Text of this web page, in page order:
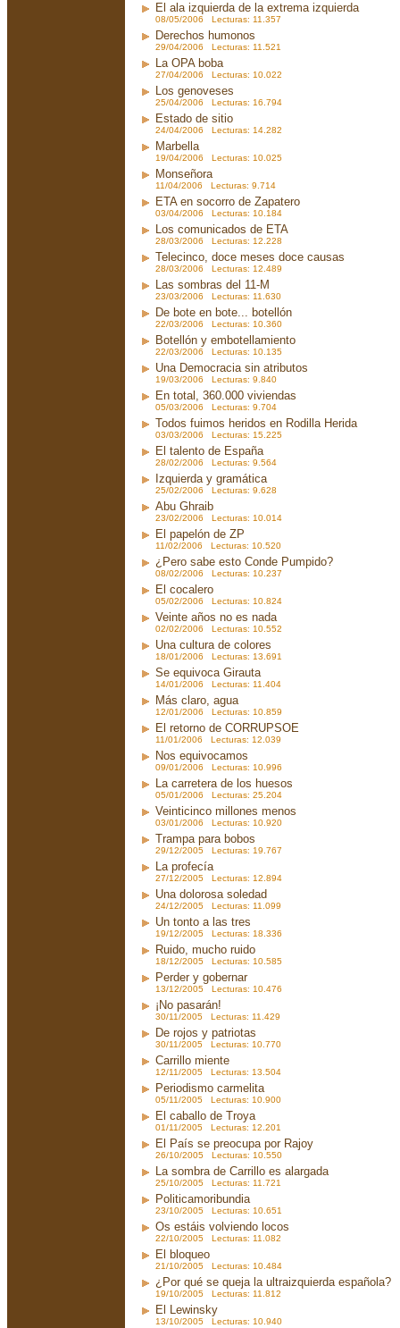
El ala izquierda de la extrema izquierda
08/05/2006 Lecturas: 11.357
Derechos humonos
29/04/2006 Lecturas: 11.521
La OPA boba
27/04/2006 Lecturas: 10.022
Los genoveses
25/04/2006 Lecturas: 16.794
Estado de sitio
24/04/2006 Lecturas: 14.282
Marbella
19/04/2006 Lecturas: 10.025
Monseñora
11/04/2006 Lecturas: 9.714
ETA en socorro de Zapatero
03/04/2006 Lecturas: 10.184
Los comunicados de ETA
28/03/2006 Lecturas: 12.228
Telecinco, doce meses doce causas
28/03/2006 Lecturas: 12.489
Las sombras del 11-M
23/03/2006 Lecturas: 11.630
De bote en bote... botellón
22/03/2006 Lecturas: 10.360
Botellón y embotellamiento
22/03/2006 Lecturas: 10.135
Una Democracia sin atributos
19/03/2006 Lecturas: 9.840
En total, 360.000 viviendas
05/03/2006 Lecturas: 9.704
Todos fuimos heridos en Rodilla Herida
03/03/2006 Lecturas: 15.225
El talento de España
28/02/2006 Lecturas: 9.564
Izquierda y gramática
25/02/2006 Lecturas: 9.628
Abu Ghraib
23/02/2006 Lecturas: 10.014
El papelón de ZP
11/02/2006 Lecturas: 10.520
¿Pero sabe esto Conde Pumpido?
08/02/2006 Lecturas: 10.237
El cocalero
05/02/2006 Lecturas: 10.824
Veinte años no es nada
02/02/2006 Lecturas: 10.552
Una cultura de colores
18/01/2006 Lecturas: 13.691
Se equivoca Girauta
14/01/2006 Lecturas: 11.404
Más claro, agua
12/01/2006 Lecturas: 10.859
El retorno de CORRUPSOE
11/01/2006 Lecturas: 12.039
Nos equivocamos
09/01/2006 Lecturas: 10.996
La carretera de los huesos
05/01/2006 Lecturas: 25.204
Veinticinco millones menos
03/01/2006 Lecturas: 10.920
Trampa para bobos
29/12/2005 Lecturas: 19.767
La profecía
27/12/2005 Lecturas: 12.894
Una dolorosa soledad
24/12/2005 Lecturas: 11.099
Un tonto a las tres
19/12/2005 Lecturas: 18.336
Ruido, mucho ruido
18/12/2005 Lecturas: 10.585
Perder y gobernar
13/12/2005 Lecturas: 10.476
¡No pasarán!
30/11/2005 Lecturas: 11.429
De rojos y patriotas
30/11/2005 Lecturas: 10.770
Carrillo miente
12/11/2005 Lecturas: 13.504
Periodismo carmelita
05/11/2005 Lecturas: 10.900
El caballo de Troya
01/11/2005 Lecturas: 12.201
El País se preocupa por Rajoy
26/10/2005 Lecturas: 10.550
La sombra de Carrillo es alargada
25/10/2005 Lecturas: 11.721
Politicamoribundia
23/10/2005 Lecturas: 10.651
Os estáis volviendo locos
22/10/2005 Lecturas: 11.082
El bloqueo
21/10/2005 Lecturas: 10.484
¿Por qué se queja la ultraizquierda española?
19/10/2005 Lecturas: 11.812
El Lewinsky
13/10/2005 Lecturas: 10.940